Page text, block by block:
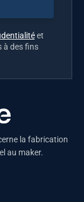
et
à des fins
la fabrication
au maker.